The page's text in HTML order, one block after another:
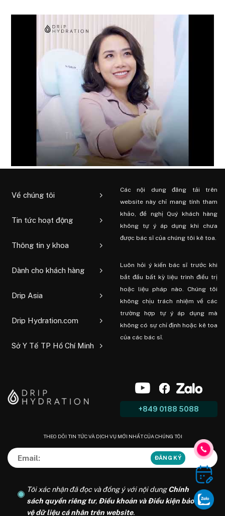
Về chúng tôi
Tin tức hoạt động
Thông tin y khoa
Dành cho khách hàng
Drip Asia
Drip Hydration.com
Sở Y Tế TP Hồ Chí Minh
Các nội dung đăng tải trên
website này chỉ mang tính tham
khảo, đề nghị Quý khách hàng
không tự ý áp dụng khi chưa
được bác sĩ của chúng tôi kê toa.
Luôn hỏi ý kiến ​​bác sĩ trước khi
bắt đầu bất kỳ liệu trình điều trị
hoặc liệu pháp nào. Chúng tôi
không chịu trách nhiệm về các
trường hợp tự ý áp dụng mà
không có sự chỉ định hoặc kê toa
của các bác sĩ.
+849 0188 5088
THEO DÕI TIN TỨC VÀ DỊCH VỤ MỚI NHẤT CỦA CHÚNG TÔI
Tôi xác nhận đã đọc và đồng ý với nội dungChính
sách quyền riêng tư, Điều khoản và Điều kiện bảo
vệ dữ liệu cá nhân trên website.